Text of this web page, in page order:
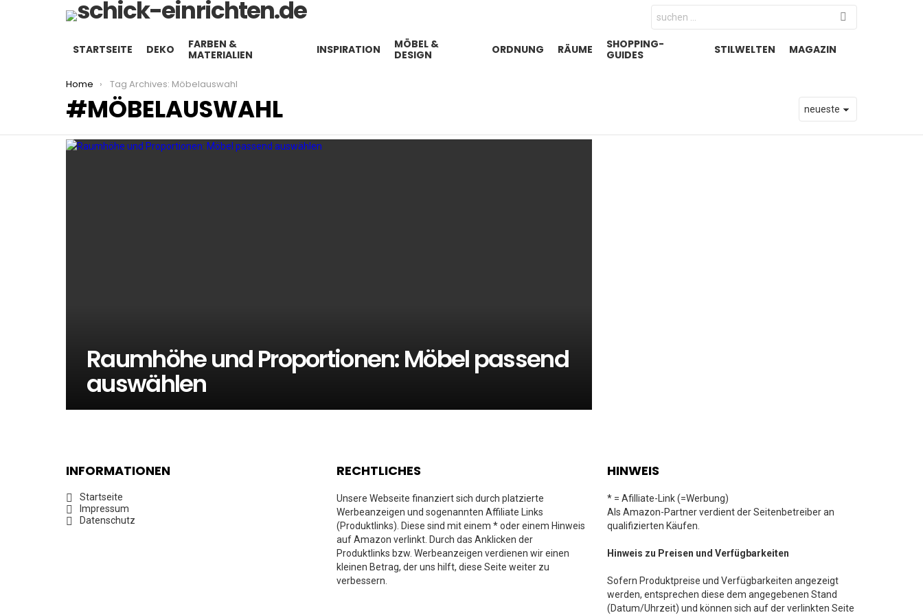
Search
for:
STARTSEITE DEKO
FARBEN &
MATERIALIEN
INSPIRATION
MÖBEL &
DESIGN
ORDNUNG RÄUME
SHOPPING-
GUIDES
STILWELTEN MAGAZIN
You are here:
Home Tag Archives: Möbelauswahl
MÖBELAUSWAHL
LATEST
Raumhöhe und Proportionen: Möbel passend
auswählen
INFORMATIONEN
Startseite
Impressum
Datenschutz
RECHTLICHES
Unsere Webseite finanziert sich durch platzierte
Werbeanzeigen und sogenannten Affiliate Links
(Produktlinks). Diese sind mit einem * oder einem Hinweis
auf Amazon verlinkt. Durch das Anklicken der
Produktlinks bzw. Werbeanzeigen verdienen wir einen
kleinen Betrag, der uns hilft, diese Seite weiter zu
verbessern.
HINWEIS
* = Afilliate-Link (=Werbung)
Als Amazon-Partner verdient der Seitenbetreiber an
qualifizierten Käufen.
Hinweis zu Preisen und Verfügbarkeiten
Sofern Produktpreise und Verfügbarkeiten angezeigt
werden, entsprechen diese dem angegebenen Stand
(Datum/Uhrzeit) und können sich auf der verlinkten Seite